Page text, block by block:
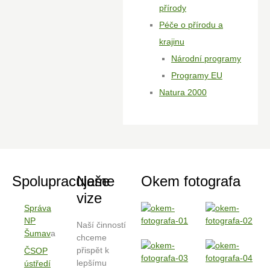
přírody
Péče o přírodu a
krajinu
Národní programy
Programy EU
Natura 2000
Spolupracujeme
Správa
NP
Šumava
ČSOP
ústředí
Naše
vize
Naší činností
chceme
přispět k
lepšímu
Okem fotografa